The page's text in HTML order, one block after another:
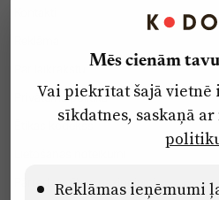
Privātuma politika
Ētikas kodekss
Pārredzamības paziņojumi
Mēs cienām
Vai piekrītat šajā
sīkdatnes, saskaņā ar
Reklāmas ieņēmumi